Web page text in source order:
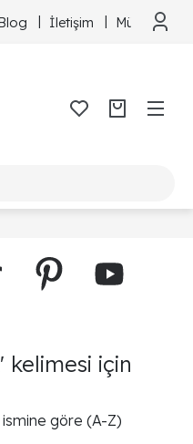
İletişim Müşteri
kelimesi için
göre (A-Z)